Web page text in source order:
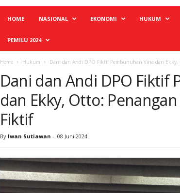
HOME NASIONAL EKONOMI HUKUM
PEMILU 2024
Home Hukum Dani dan Andi DPO Fiktif Pembunuhan Vina dan Ekky,
Dani dan Andi DPO Fiktif
dan Ekky, Otto:
Fiktif
By Iwan Sutiawan - 08 Juni 2024